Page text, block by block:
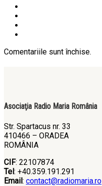
Comentariile sunt închise.
Asociaţia Radio Maria România
Str. Spartacus nr. 33
410466 – ORADEA
ROMÂNIA
CIF: 22107874
Tel: +40.359.191.291
Email: contact@radiomaria.ro